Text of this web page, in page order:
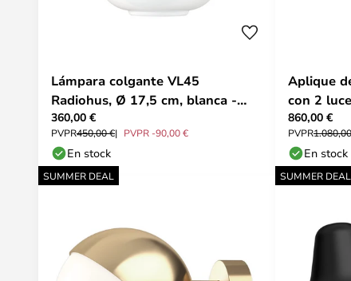
Lámpara colgante VL45
Radiohus, Ø 17,5 cm, blanca -
Louis Poulsen
360,00 €
PVPR450,00 € PVPR -90,00 €
En stock
Aplique
con 2
enchufe -
860,00 €
PVPR
En stock
SUMMER DEAL SUMMER DEAL